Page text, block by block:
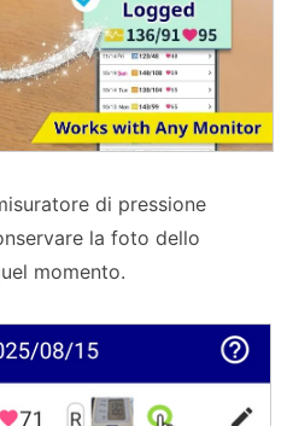
di pressione
la foto dello
momento.